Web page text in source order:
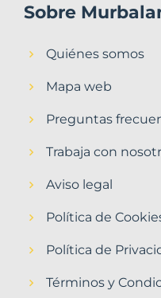
Sobre
Quiénes somos
Mapa web
Preguntas
Trabaja con
Aviso legal
Política de
Política de
Términos y